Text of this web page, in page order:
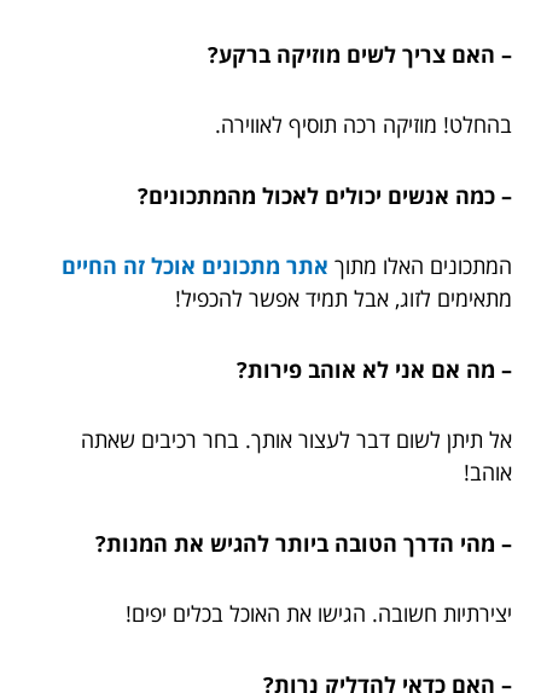
– האם צריך לשים מוזיקה ברקע?
בהחלט! מוזיקה רכה תוסיף לאווירה.
– כמה אנשים יכולים לאכול מהמתכונים?
המתכונים האלו מתוך אתר מתכונים אוכל זה החיים
מתאימים לזוג, אבל תמיד אפשר להכפיל!
– מה אם אני לא אוהב פירות?
אל תיתן לשום דבר לעצור אותך. בחר רכיבים שאתה
אוהב!
– מהי הדרך הטובה ביותר להגיש את המנות?
יצירתיות חשובה. הגישו את האוכל בכלים יפים!
– האם כדאי להדליק נרות?